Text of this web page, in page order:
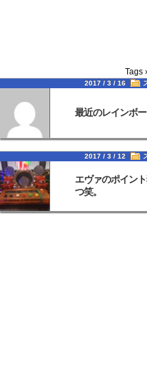
Tags
2017 / 3 / 16
最近のレインボ
2017 / 3 / 12
エヴァのポイン
つ笑。